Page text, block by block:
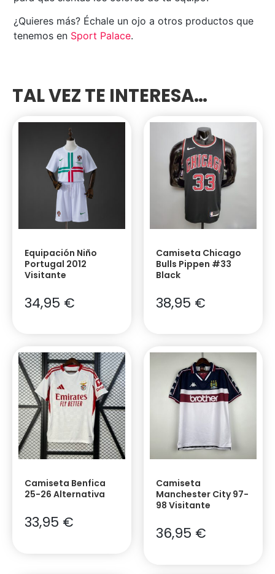
¿Quieres más? Échale un ojo a otros productos que
tenemos en Sport Palace.
TAL VEZ TE INTERESA…
Equipación Niño
Portugal 2012
Visitante
34,95 €
Camiseta Chicago
Bulls Pippen #33
Black
38,95 €
Camiseta Benfica
25-26 Alternativa
33,95 €
Camiseta
Manchester City 97-
98 Visitante
36,95 €